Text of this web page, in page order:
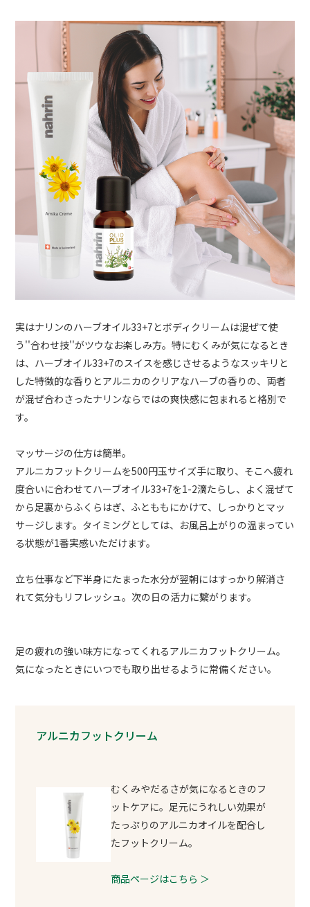
実はナリンのハーブオイル33+7とボディクリームは混ぜて使
う''合わせ技''がツウなお楽しみ方。特にむくみが気になるとき
は、ハーブオイル33+7のスイスを感じさせるようなスッキリと
した特徴的な香りとアルニカのクリアなハーブの香りの、両者
が混ぜ合わさったナリンならではの爽快感に包まれると格別で
す。
マッサージの仕方は簡単。
アルニカフットクリームを500円玉サイズ手に取り、そこへ疲れ
度合いに合わせてハーブオイル33+7を1-2滴たらし、よく混ぜて
から足裏からふくらはぎ、ふとももにかけて、しっかりとマッ
サージします。タイミングとしては、お風呂上がりの温まってい
る状態が1番実感いただけます。
立ち仕事など下半身にたまった水分が翌朝にはすっかり解消さ
れて気分もリフレッシュ。次の日の活力に繋がります。
足の疲れの強い味方になってくれるアルニカフットクリーム。
気になったときにいつでも取り出せるように常備ください。
アルニカフットクリーム
むくみやだるさが気になるときのフ
ットケアに。足元にうれしい効果が
たっぷりのアルニカオイルを配合し
たフットクリーム。
商品ページはこちら ＞